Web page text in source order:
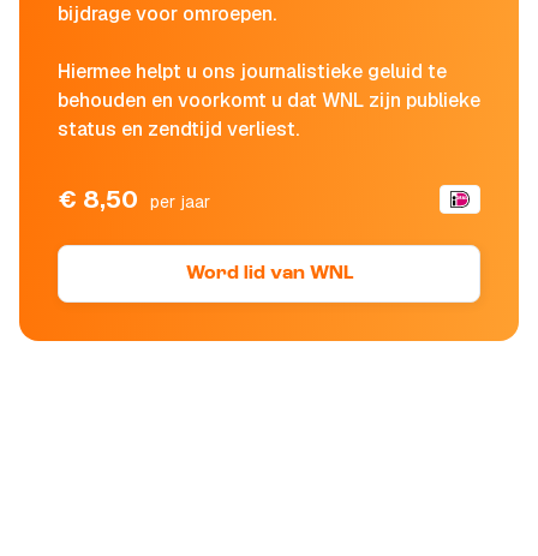
bijdrage voor omroepen.
Hiermee helpt u ons journalistieke geluid te
behouden en voorkomt u dat WNL zijn publieke
status en zendtijd verliest.
€ 8,50 per jaar
Word lid van WNL